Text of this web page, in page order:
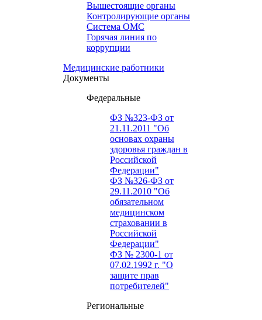
Вышестоящие органы
Контролирующие органы
Система ОМС
Горячая линия по
коррупции
Медицинские работники
Документы
Федеральные
ФЗ №323-ФЗ от
21.11.2011 "Об
основах охраны
здоровья граждан в
Российской
Федерации"
ФЗ №326-ФЗ от
29.11.2010 "Об
обязательном
медицинском
страховании в
Российской
Федерации"
ФЗ № 2300-1 от
07.02.1992 г. "О
защите прав
потребителей"
Региональные